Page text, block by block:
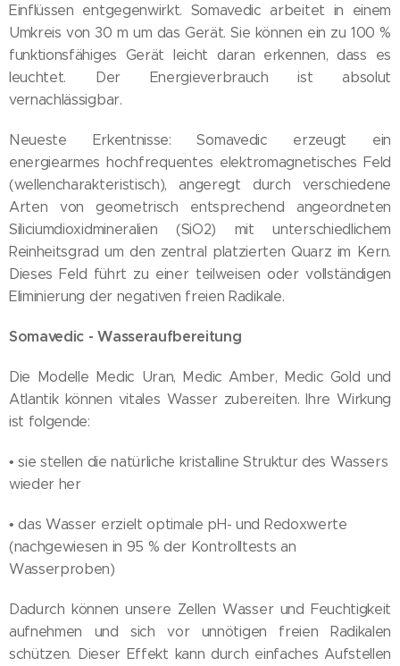
Einflüssen entgegenwirkt. Somavedic arbeitet in einem
Umkreis von 30 m um das Gerät. Sie können ein zu 100 %
funktionsfähiges Gerät leicht daran erkennen, dass es
leuchtet. Der Energieverbrauch ist absolut
vernachlässigbar.
Neueste Erkentnisse: Somavedic erzeugt ein
energiearmes hochfrequentes elektromagnetisches Feld
(wellencharakteristisch), angeregt durch verschiedene
Arten von geometrisch entsprechend angeordneten
Siliciumdioxidmineralien (SiO2) mit unterschiedlichem
Reinheitsgrad um den zentral platzierten Quarz im Kern.
Dieses Feld führt zu einer teilweisen oder vollständigen
Eliminierung der negativen freien Radikale.
Somavedic - Wasseraufbereitung
Die Modelle Medic Uran, Medic Amber, Medic Gold und
Atlantik können vitales Wasser zubereiten. Ihre Wirkung
ist folgende:
• sie stellen die natürliche kristalline Struktur des Wassers
wieder her
• das Wasser erzielt optimale pH- und Redoxwerte
(nachgewiesen in 95 % der Kontrolltests an
Wasserproben)
Dadurch können unsere Zellen Wasser und Feuchtigkeit
aufnehmen und sich vor unnötigen freien Radikalen
schützen. Dieser Effekt kann durch einfaches Aufstellen